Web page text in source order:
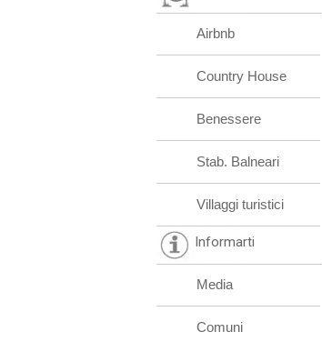
Airbnb
Country House
Benessere
Stab. Balneari
Villaggi turistici
Informarti
Media
Comuni